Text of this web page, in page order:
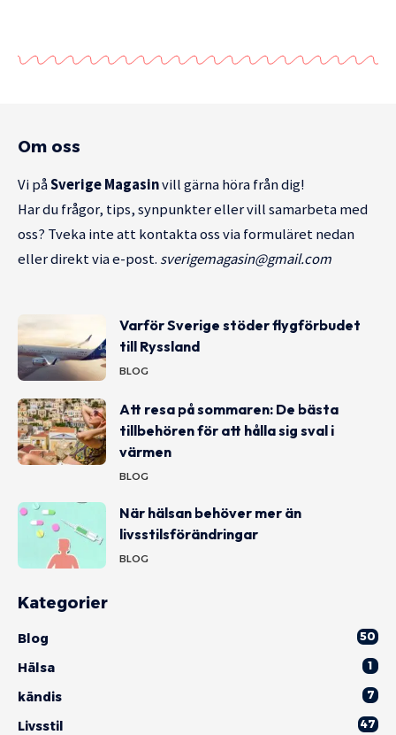
Om oss
Vi påSverige Magasinvill gärna höra från dig!
Har du frågor, tips, synpunkter eller vill samarbeta med
oss? Tveka inte att kontakta oss via formuläret nedan
eller direkt via e-post. sverigemagasin@gmail.com
Varför Sverige stöder flygförbudet
till Ryssland
BLOG
Att resa på sommaren: De bästa
tillbehören för att hålla sig sval i
värmen
BLOG
När hälsan behöver mer än
livsstilsförändringar
BLOG
Kategorier
Blog 50
Hälsa 1
kändis 7
Livsstil 47